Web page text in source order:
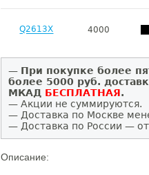
Q2613X 4000
— При покупке более
более 5000 руб.
МКАД БЕСПЛАТНАЯ.
— Акции не суммируются.
— Доставка по Москве
— Доставка по России —
Описание: